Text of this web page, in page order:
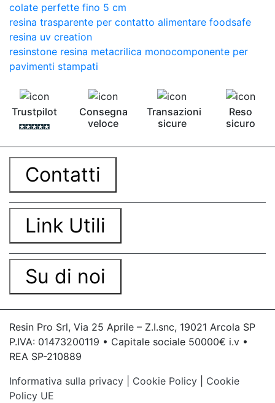
colate perfette fino 5 cm
resina trasparente per contatto alimentare foodsafe
resina uv creation
resinstone resina metacrilica monocomponente per
pavimenti stampati
Trustpilot
Consegna
veloce
Transazioni
sicure
Reso
sicuro
Contatti
Link Utili
Su di noi
Resin Pro Srl, Via 25 Aprile – Z.I.snc, 19021 Arcola SP
P.IVA: 01473200119 • Capitale sociale 50000€ i.v •
REA SP-210889
Informativa sulla privacy
Cookie Policy
Cookie
Policy UE